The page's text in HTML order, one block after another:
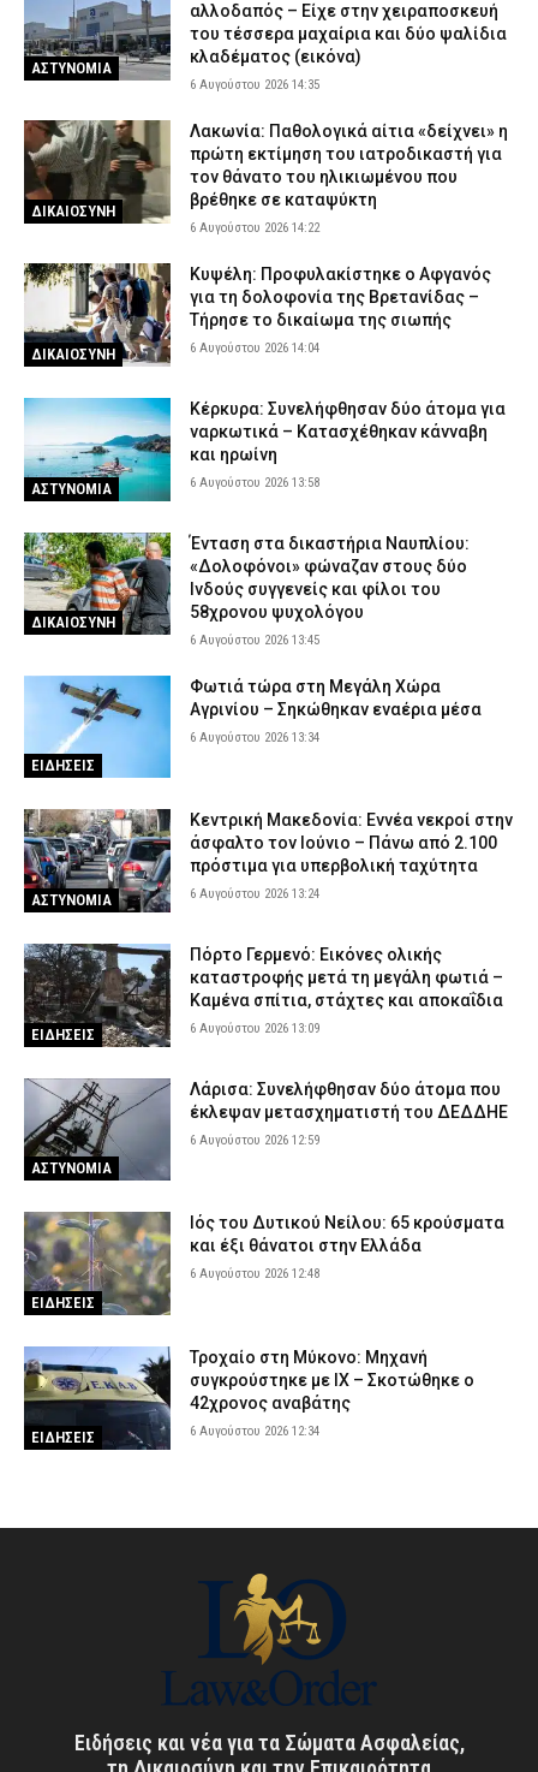
ΑΣΤΥΝΟΜΙΑ
αλλοδαπός – Είχε στην χειραποσκευή
του τέσσερα μαχαίρια και δύο ψαλίδια
κλαδέματος (εικόνα)
6 Αυγούστου 2026 14:35
ΔΙΚΑΙΟΣΥΝΗ
Λακωνία: Παθολογικά αίτια «δείχνει» η
πρώτη εκτίμηση του ιατροδικαστή για
τον θάνατο του ηλικιωμένου που
βρέθηκε σε καταψύκτη
6 Αυγούστου 2026 14:22
ΔΙΚΑΙΟΣΥΝΗ
Κυψέλη: Προφυλακίστηκε ο Αφγανός
για τη δολοφονία της Βρετανίδας –
Τήρησε το δικαίωμα της σιωπής
6 Αυγούστου 2026 14:04
ΑΣΤΥΝΟΜΙΑ
Κέρκυρα: Συνελήφθησαν δύο άτομα για
ναρκωτικά – Κατασχέθηκαν κάνναβη
και ηρωίνη
6 Αυγούστου 2026 13:58
ΔΙΚΑΙΟΣΥΝΗ
Ένταση στα δικαστήρια Ναυπλίου:
«Δολοφόνοι» φώναζαν στους δύο
Ινδούς συγγενείς και φίλοι του
58χρονου ψυχολόγου
6 Αυγούστου 2026 13:45
ΕΙΔΗΣΕΙΣ
Φωτιά τώρα στη Μεγάλη Χώρα
Αγρινίου – Σηκώθηκαν εναέρια μέσα
6 Αυγούστου 2026 13:34
ΑΣΤΥΝΟΜΙΑ
Κεντρική Μακεδονία: Εννέα νεκροί στην
άσφαλτο τον Ιούνιο – Πάνω από 2.100
πρόστιμα για υπερβολική ταχύτητα
6 Αυγούστου 2026 13:24
ΕΙΔΗΣΕΙΣ
Πόρτο Γερμενό: Εικόνες ολικής
καταστροφής μετά τη μεγάλη φωτιά –
Καμένα σπίτια, στάχτες και αποκαΐδια
6 Αυγούστου 2026 13:09
ΑΣΤΥΝΟΜΙΑ
Λάρισα: Συνελήφθησαν δύο άτομα που
έκλεψαν μετασχηματιστή του ΔΕΔΔΗΕ
6 Αυγούστου 2026 12:59
ΕΙΔΗΣΕΙΣ
Ιός του Δυτικού Νείλου: 65 κρούσματα
και έξι θάνατοι στην Ελλάδα
6 Αυγούστου 2026 12:48
ΕΙΔΗΣΕΙΣ
Τροχαίο στη Μύκονο: Μηχανή
συγκρούστηκε με ΙΧ – Σκοτώθηκε ο
42χρονος αναβάτης
6 Αυγούστου 2026 12:34
Ειδήσεις και νέα για τα Σώματα Ασφαλείας,